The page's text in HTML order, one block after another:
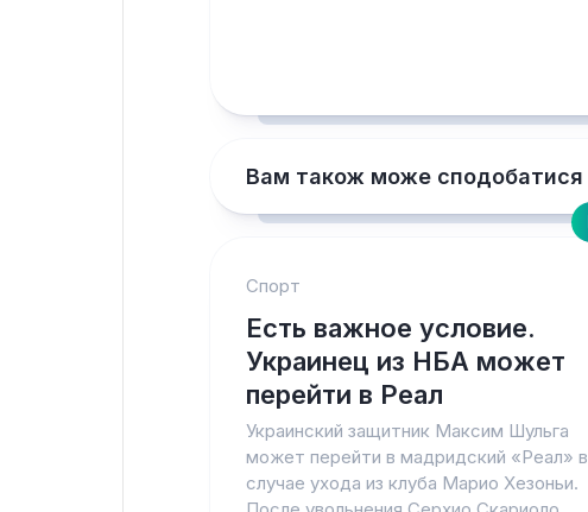
Вам також може сподобатися
Спорт
Есть важное условие.
Украинец из НБА может
перейти в Реал
Украинский защитник Максим Шульга
может перейти в мадридский «Реал» в
случае ухода из клуба Марио Хезоньи.